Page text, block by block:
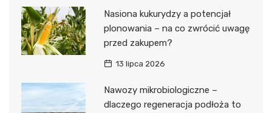
Nasiona kukurydzy a potencjał
plonowania – na co zwrócić uwagę
przed zakupem?
13 lipca 2026
Nawozy mikrobiologiczne –
dlaczego regeneracja podłoża to